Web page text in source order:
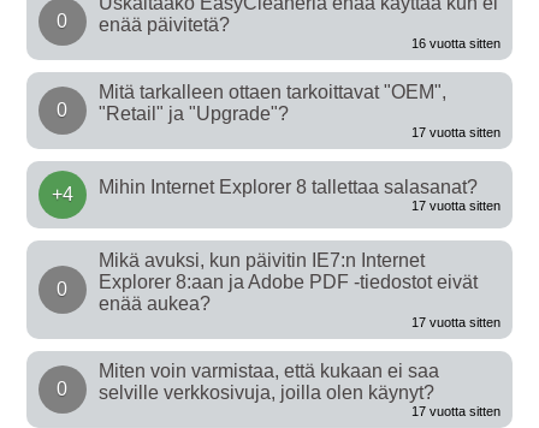
0
enää päivitetä?
16 vuotta sitten
0
Mitä tarkalleen ottaen tarkoittavat "OEM",
"Retail" ja "Upgrade"?
17 vuotta sitten
+4 Mihin Internet Explorer 8 tallettaa salasanat?
17 vuotta sitten
0
Mikä avuksi, kun päivitin IE7:n Internet
Explorer 8:aan ja Adobe PDF -tiedostot eivät
enää aukea?
17 vuotta sitten
0
Miten voin varmistaa, että kukaan ei saa
selville verkkosivuja, joilla olen käynyt?
17 vuotta sitten